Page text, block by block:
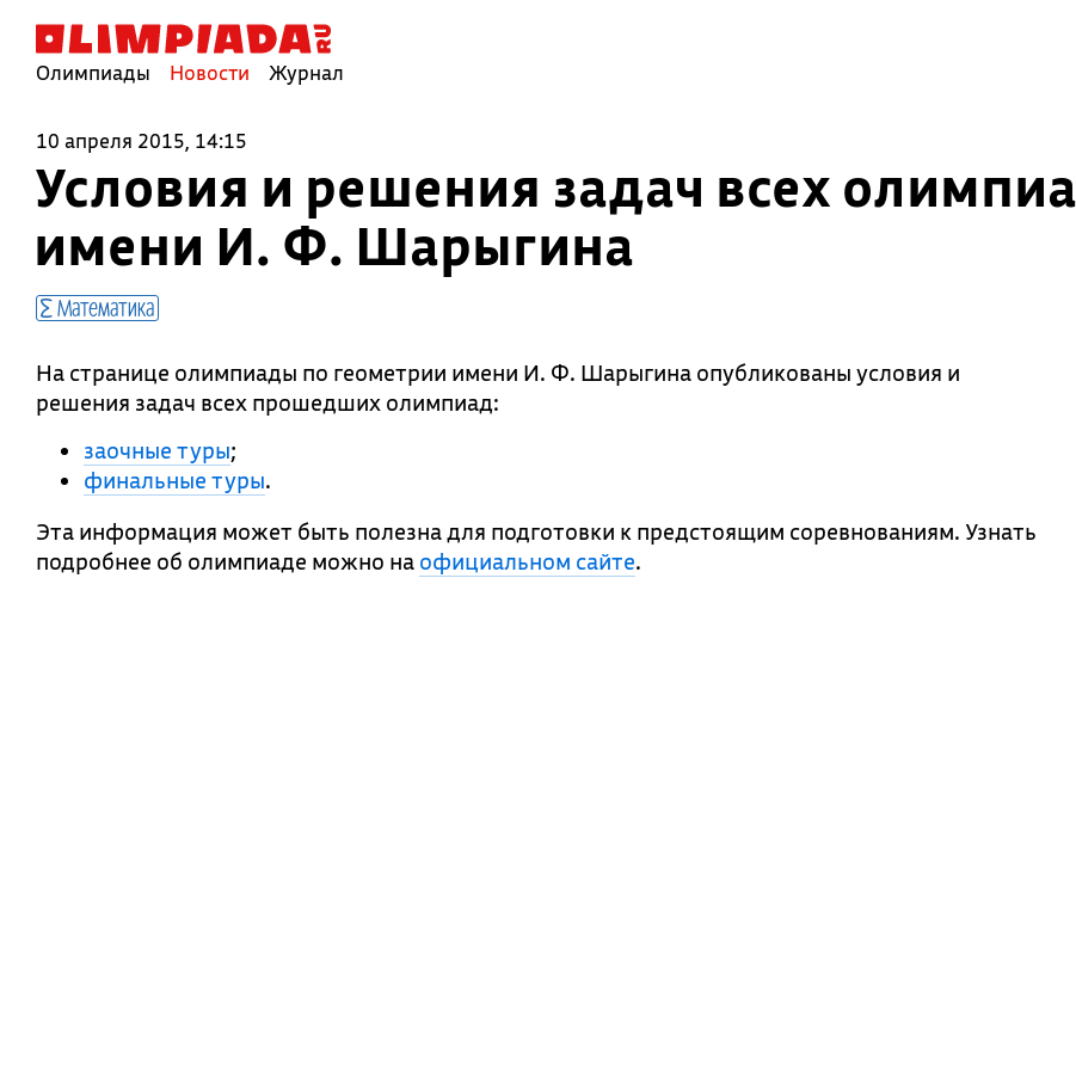
Олимпиады Новости Журнал
10 апреля 2015, 14:15
Условия и решения задач всех
имени И. Ф. Шарыгина
Математика
На странице олимпиады по геометрии имени И. Ф. Шарыгина опубликованы условия и
решения задач всех прошедших олимпиад:
заочные туры;
финальные туры.
Эта информация может быть полезна для подготовки к предстоящим соревнованиям. Узнать
подробнее об олимпиаде можно на официальном сайте.